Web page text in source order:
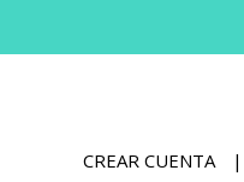
CREAR CUENTA